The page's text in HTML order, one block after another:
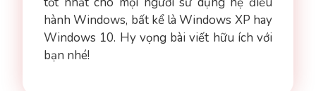
hành Windows, bất kể là Windows XP hay
Windows 10. Hy vọng bài viết hữu ích với
bạn nhé!